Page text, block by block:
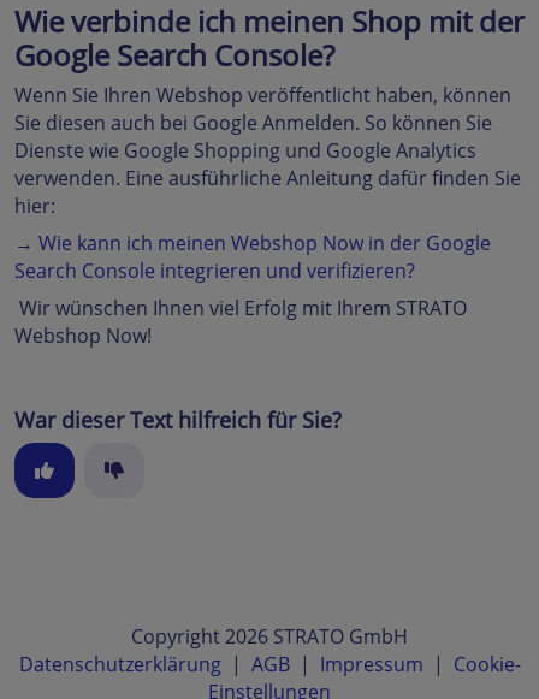
Wie verbinde ich meinen Shop mit der
Google Search Console?
Wenn Sie Ihren Webshop veröffentlicht haben, können
Sie diesen auch bei Google Anmelden. So können Sie
Dienste wie Google Shopping und Google Analytics
verwenden. Eine ausführliche Anleitung dafür finden Sie
hier:
→ Wie kann ich meinen Webshop Now in der Google
Search Console integrieren und verifizieren?
Wir wünschen Ihnen viel Erfolg mit Ihrem STRATO
Webshop Now!
War dieser Text hilfreich für Sie?
Copyright 2026 STRATO GmbH
Datenschutzerklärung | AGB | Impressum | Cookie-
Einstellungen